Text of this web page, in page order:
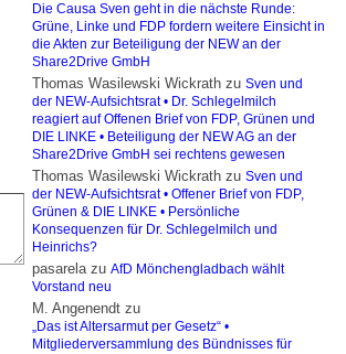
Die Causa Sven geht in die nächste Runde:
Grüne, Linke und FDP fordern weitere Einsicht in
die Akten zur Beteiligung der NEW an der
Share2Drive GmbH
Thomas Wasilewski Wickrath zu Sven und
der NEW-Aufsichtsrat • Dr. Schlegelmilch
reagiert auf Offenen Brief von FDP, Grünen und
DIE LINKE • Beteiligung der NEW AG an der
Share2Drive GmbH sei rechtens gewesen
Thomas Wasilewski Wickrath zu Sven und
der NEW-Aufsichtsrat • Offener Brief von FDP,
Grünen & DIE LINKE • Persönliche
Konsequenzen für Dr. Schlegelmilch und
Heinrichs?
pasarelazu AfD Mönchengladbach wählt
Vorstand neu
M. Angenendt zu
„Das ist Altersarmut per Gesetz“ •
Mitgliederversammlung des Bündnisses für